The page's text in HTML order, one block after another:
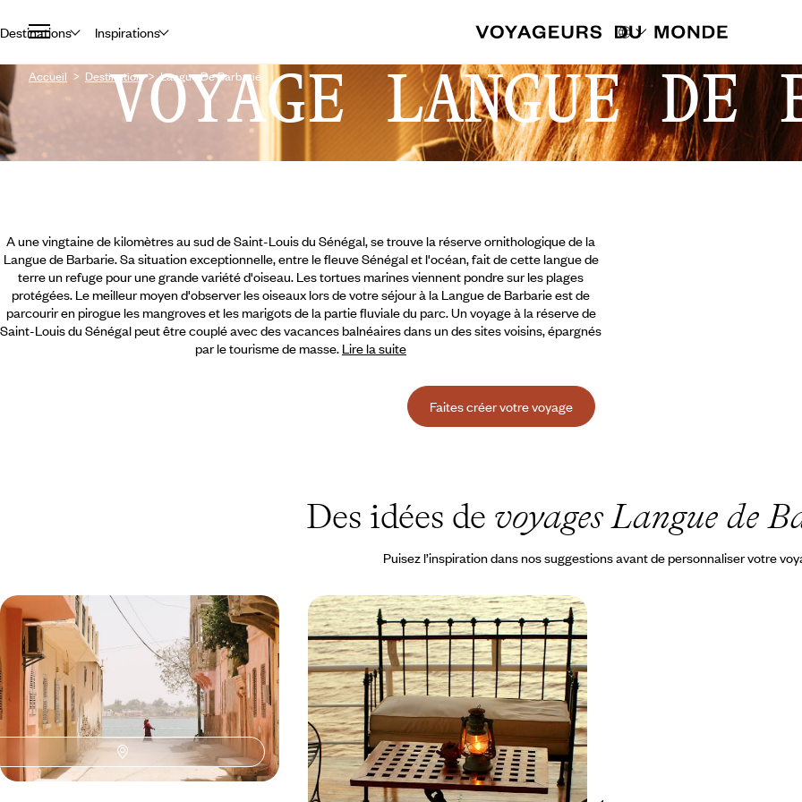
Destinations Inspirations
Accueil Destination Langue De Barbarie
VOYAGE LANGUE DE
A une vingtaine de kilomètres au sud de Saint-Louis du Sénégal, se trouve la réserve ornithologique de la
Langue de Barbarie. Sa situation exceptionnelle, entre le fleuve Sénégal et l'océan, fait de cette langue de
terre un refuge pour une grande variété d'oiseau. Les tortues marines viennent pondre sur les plages
protégées. Le meilleur moyen d'observer les oiseaux lors de votre séjour à la Langue de Barbarie est de
parcourir en pirogue les mangroves et les marigots de la partie fluviale du parc. Un voyage à la réserve de
Saint-Louis du Sénégal peut être couplé avec des vacances balnéaires dans un des sites voisins,épargnés
par le tourisme de masse. Lire la suite
Faites créer votre voyage
Des idées de voyages Langue de
Puisez l’inspiration dans nos suggestions avant de personnaliser votre
De Dakar à la Langue de Barbarie -
L'essentiel du Sénégal
De Dakar à Saint-Louis, de Gorée à la Langue de
Barbarie, une semaine dans la vie du Sénégal
9 jours, de 3900 à 4700 $ CA
Le Sénégal au fil de l’eau - Croisière
sur le Bou el Mogdad
Naviguer sur le fleuve Sénégal, mais aussi
découvrir Dakar et la Langue de Barbarie
12 jours, de 5000 à 6100 $ CA